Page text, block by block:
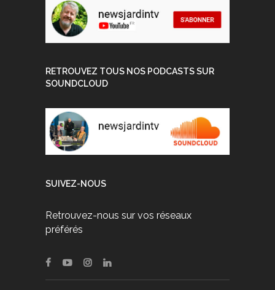
RETROUVEZ TOUS NOS PODCASTS SUR
SOUNDCLOUD
SUIVEZ-NOUS
Retrouvez-nous sur vos réseaux
préférés